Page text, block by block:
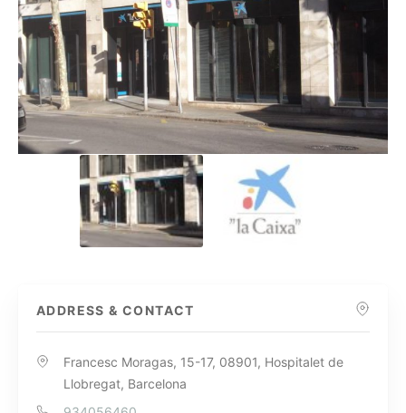
ADDRESS & CONTACT
Francesc Moragas, 15-17, 08901, Hospitalet de
Llobregat, Barcelona